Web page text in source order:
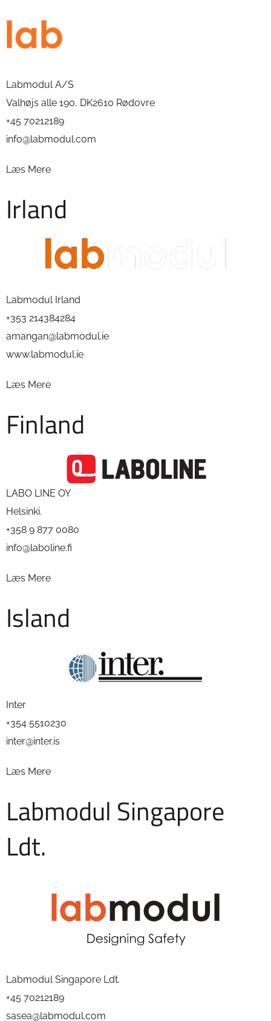
Labmodul A/S
Valhøjs alle 190, DK2610 Rødovre
+45 70212189
info@labmodul.com
Læs Mere
Irland
Labmodul Irland
+353 214384284
amangan@labmodul.ie
www.labmodul.ie
Læs Mere
Finland
LABO LINE OY
Helsinki.
+358 9 877 0080
info@laboline.fi
Læs Mere
Island
Inter
+354 5510230
inter@inter.is
Læs Mere
Labmodul Singapore
Ldt.
Labmodul Singapore Ldt.
+45 70212189
sasea@labmodul.com